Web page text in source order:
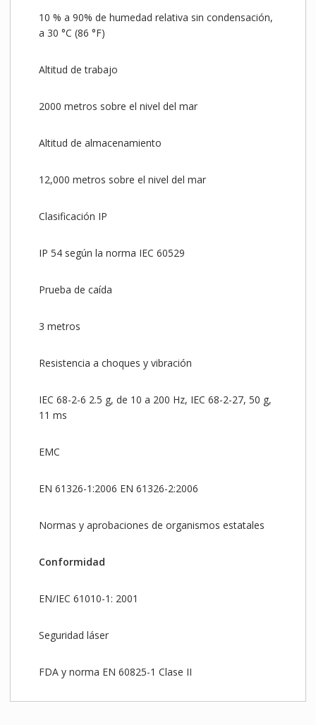
10 % a 90% de humedad relativa sin condensación,
a 30 °C (86 °F)
Altitud de trabajo
2000 metros sobre el nivel del mar
Altitud de almacenamiento
12,000 metros sobre el nivel del mar
Clasificación IP
IP 54 según la norma IEC 60529
Prueba de caída
3 metros
Resistencia a choques y vibración
IEC 68-2-6 2.5 g, de 10 a 200 Hz, IEC 68-2-27, 50 g,
11 ms
EMC
EN 61326-1:2006 EN 61326-2:2006
Normas y aprobaciones de organismos estatales
Conformidad
EN/IEC 61010-1: 2001
Seguridad láser
FDA y norma EN 60825-1 Clase II